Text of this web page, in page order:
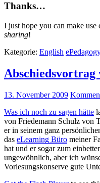
Thanks…
I just hope you can make
sharing!
Kategorie: English
Abschiedsvortrag
13. November 2009
Was ich noch zu sagen hätte
von Friedemann Schulz von
er in seinem ganz
das eLearning Büro meiner
hat und er sogar zum
ungewöhnlich, aber ich
Vorlesungskonserve gute